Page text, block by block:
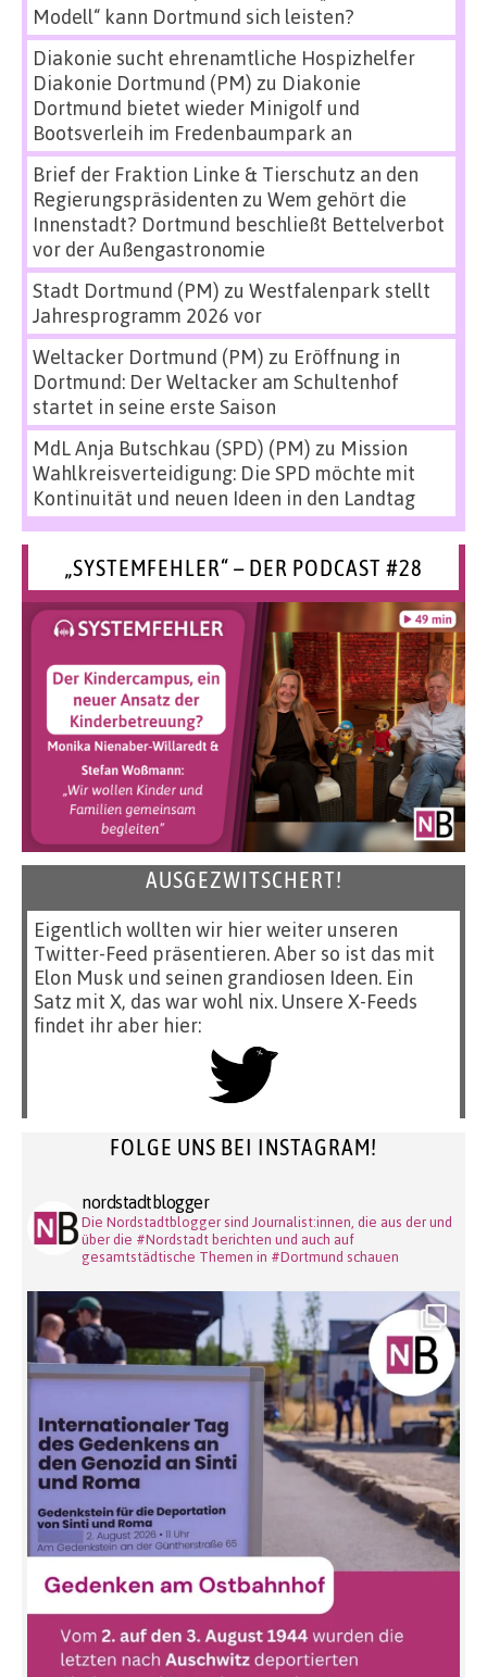
Modell“ kann Dortmund sich leisten?
Diakonie sucht ehrenamtliche Hospizhelfer
Diakonie Dortmund (PM) zu Diakonie
Dortmund bietet wieder Minigolf und
Bootsverleih im Fredenbaumpark an
Brief der Fraktion Linke & Tierschutz an den
Regierungspräsidenten zu Wem gehört die
Innenstadt? Dortmund beschließt Bettelverbot
vor der Außengastronomie
Stadt Dortmund (PM) zu Westfalenpark stellt
Jahresprogramm 2026 vor
Weltacker Dortmund (PM) zu Eröffnung in
Dortmund: Der Weltacker am Schultenhof
startet in seine erste Saison
MdL Anja Butschkau (SPD) (PM) zu Mission
Wahlkreisverteidigung: Die SPD möchte mit
Kontinuität und neuen Ideen in den Landtag
„SYSTEMFEHLER“ – DER PODCAST #28
AUSGEZWITSCHERT!
Eigentlich wollten wir hier weiter unseren
Twitter-Feed präsentieren. Aber so ist das mit
Elon Musk und seinen grandiosen Ideen. Ein
Satz mit X, das war wohl nix. Unsere X-Feeds
findet ihr aber hier:
FOLGE UNS BEI INSTAGRAM!
nordstadtblogger
Die Nordstadtblogger sind Journalist:innen, die aus der und
über die #Nordstadt berichten und auch auf
gesamtstädtische Themen in #Dortmund schauen